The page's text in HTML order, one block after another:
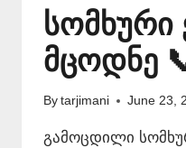
სომხური
მცოდნე
By tarjimani June 23,
გამოცდილი